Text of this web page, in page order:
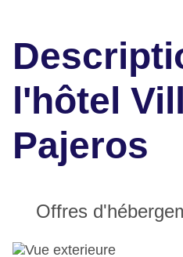
l'hôtel
Pajeros
Offres